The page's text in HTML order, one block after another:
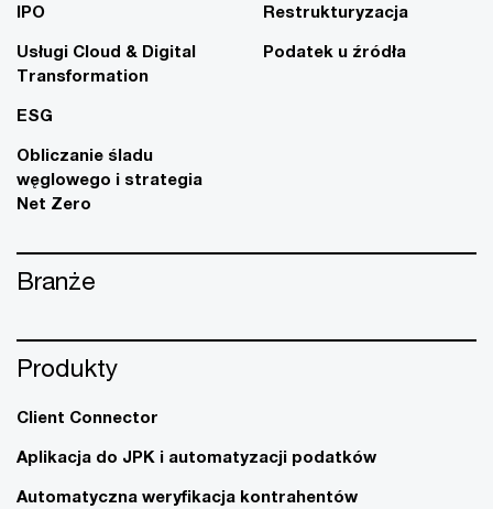
IPO
Usługi Cloud & Digital
Transformation
ESG
Obliczanie śladu
węglowego i strategia
Net Zero
Restrukturyzacja
Podatek u źródła
Branże
Produkty
Client Connector
Aplikacja do JPK i automatyzacji podatków
Automatyczna weryfikacja kontrahentów